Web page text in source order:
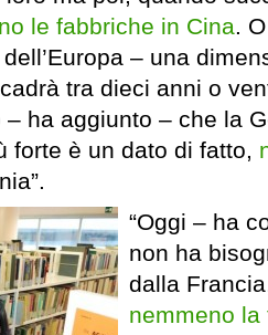
le fabbriche in Cina.
– una
tra dieci anni o
ha aggiunto – che la
forte è un dato di fatto,
“Oggi – ha
non ha
dalla
nemmeno